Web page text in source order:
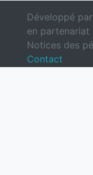
Développé par
en partenariat
Notices des
Contact